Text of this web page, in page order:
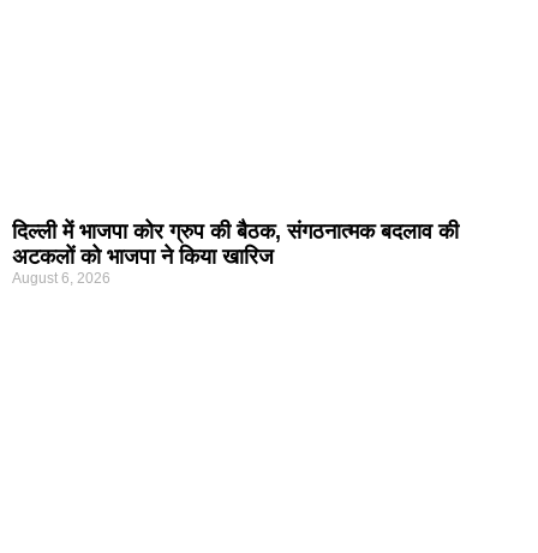
दिल्ली में भाजपा कोर ग्रुप की बैठक, संगठनात्मक बदलाव की
अटकलों को भाजपा ने किया खारिज
August 6, 2026